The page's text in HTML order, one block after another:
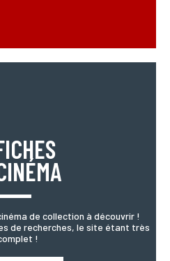
de collection à découvrir !
de recherches, le site étant très
!